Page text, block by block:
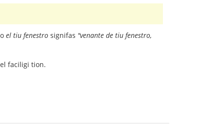
el tiu fenestro signifas "venante de tiu fenestro,
faciligi tion.